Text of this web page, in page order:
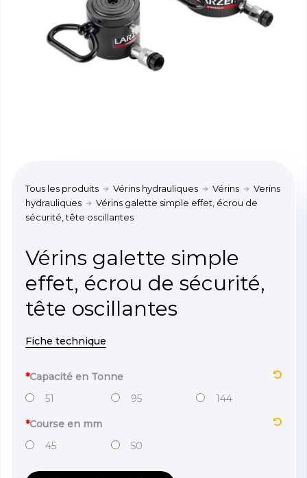
Tous les produits Vérins hydrauliques Vérins
Verins
hydrauliques
Vérins galette simple effet, écrou de
sécurité, tête oscillantes
Vérins galette simple
effet, écrou de sécurité,
tête oscillantes
Fiche technique
*Capacité en Tonne
51
95 144
*Course en mm
45
50